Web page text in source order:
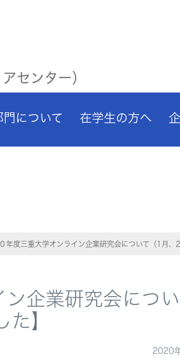
アセンター）
について 在学生の方へ
年度三重大学オンライン企業研究会について（1月、
企業研究会につ
た】
2020